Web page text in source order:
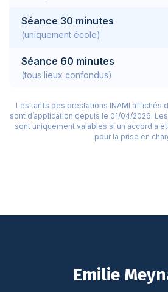
Séance 30 minutes
(uniquement école)
Séance 60 minutes
(tous lieux confondus)
Les tarifs des prestations INAMI affichés
sont d’application depuis le 01/04/2026.
sont uniquement valables si un accord a
pour la prise en
Emilie